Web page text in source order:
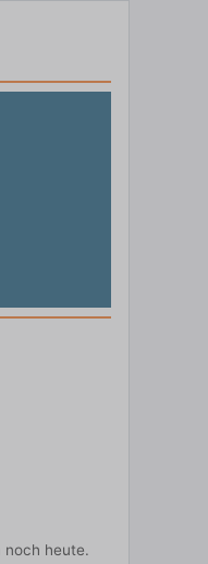
noch heute.